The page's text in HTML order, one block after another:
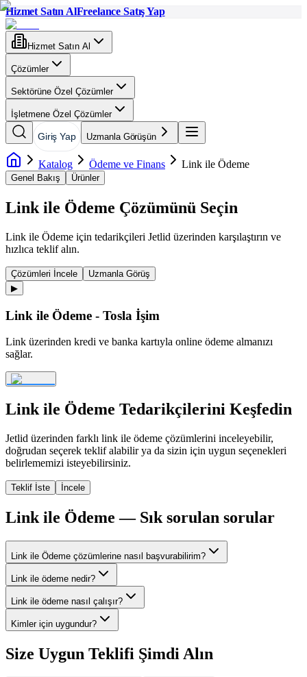
Hizmet Satın AlFreelance Satış Yap
Hizmet Satın Al
Çözümler
Sektörüne Özel Çözümler
İşletmene Özel Çözümler
Giriş Yap Uzmanla Görüşün
Katalog Ödeme ve Finans Link ile Ödeme
Genel Bakış Ürünler
Link ile Ödeme Çözümünü Seçin
Link ile Ödeme için tedarikçileri Jetlid üzerinden karşılaştırın ve
hızlıca teklif alın.
Çözümleri İncele
Uzmanla Görüş
▶
Link ile Ödeme - Tosla İşim
Link üzerinden kredi ve banka kartıyla online ödeme almanızı
sağlar.
Link ile Ödeme Tedarikçilerini Keşfedin
Jetlid üzerinden farklı link ile ödeme çözümlerini inceleyebilir,
doğrudan seçerek teklif alabilir ya da sizin için uygun seçenekleri
belirlememizi isteyebilirsiniz.
Teklif İste İncele
Link ile Ödeme — Sık sorulan sorular
Link ile Ödeme çözümlerine nasıl başvurabilirim?
Link ile ödeme nedir?
Link ile ödeme nasıl çalışır?
Kimler için uygundur?
Size Uygun Teklifi Şimdi Alın